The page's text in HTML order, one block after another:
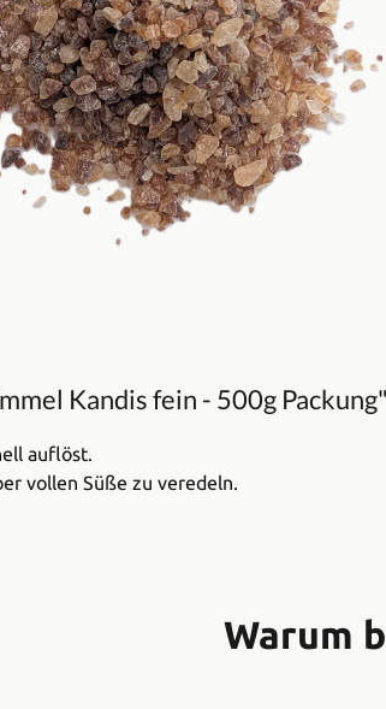
Kandis fein - 500g Packung"
auflöst.
vollen Süße zu veredeln.
Warum